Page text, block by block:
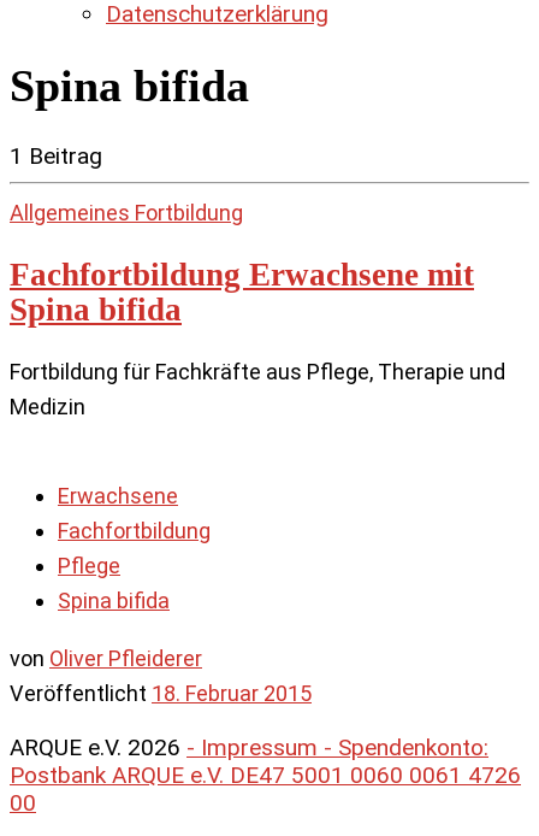
Datenschutzerklärung
Spina bifida
1 Beitrag
Allgemeines Fortbildung
Fachfortbildung Erwachsene mit
Spina bifida
Fortbildung für Fachkräfte aus Pflege, Therapie und
Medizin
Erwachsene
Fachfortbildung
Pflege
Spina bifida
von Oliver Pfleiderer
Veröffentlicht 18. Februar 2015
ARQUE e.V. 2026 - Impressum - Spendenkonto:
Postbank ARQUE e.V. DE47 5001 0060 0061 4726
00